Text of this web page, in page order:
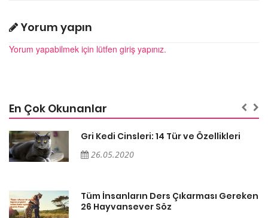
Yorum yapın
Yorum yapabilmek için lütfen giriş yapınız.
En Çok Okunanlar
Gri Kedi Cinsleri: 14 Tür ve Özellikleri
26.05.2020
Tüm İnsanların Ders Çıkarması Gereken
26 Hayvansever Söz